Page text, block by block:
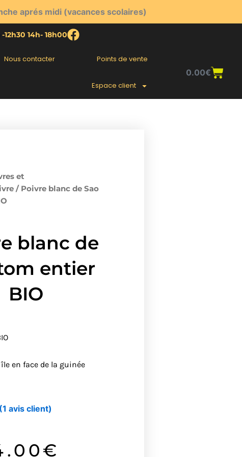
aprés midi (vacances scolaires)
12h30 14h- 18h00
Nous contacter Points de vente
Espace client
0.00€
et
/ Poivre blanc de Sao
blanc de
entier
BIO
en face de la guinée
(1 avis client)
€